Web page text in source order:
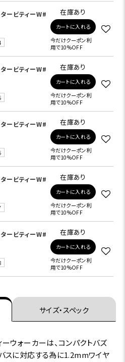
ービティーW#
在庫あり
カートに入れる
今だけクーポン利
用で10%OFF
ービティーW#
在庫あり
カートに入れる
今だけクーポン利
用で10%OFF
ービティーW#
在庫あり
カートに入れる
今だけクーポン利
用で10%OFF
ービティーW#
在庫あり
カートに入れる
今だけクーポン利
用で10%OFF
ービティーW#
在庫あり
カートに入れる
今だけクーポン利
用で10%OFF
サイズ・スペック
ウォーカーは、コンパクトバズ
スに対応する為に1.2mmワイヤ